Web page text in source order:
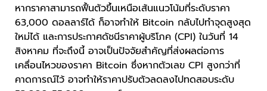
หากราคาสามารถฟื้นตัวขึ้นเหนือเส้นแนวโน้มที่ระดับราคา
63,000 ดอลลาร์ได้ ก็อาจทำให้ Bitcoin กลับไปทำจุดสูงสุด
ใหม่ได้ และการประกาศดัชนีราคาผู้บริโภค (CPI) ในวันที่ 14
สิงหาคม ที่จะถึงนี้ อาจเป็นปัจจัยสำคัญที่ส่งผลต่อการ
เคลื่อนไหวของราคา Bitcoin ซึ่งหากตัวเลข CPI สูงกว่าที่
คาดการณ์ไว้ อาจทำให้ราคาปรับตัวลดลงไปทดสอบระดับ